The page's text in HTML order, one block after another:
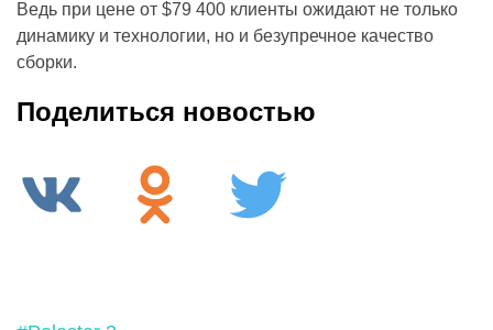
Ведь при цене от $79 400 клиенты ожидают не только
динамику и технологии, но и безупречное качество
сборки.
Поделиться новостью